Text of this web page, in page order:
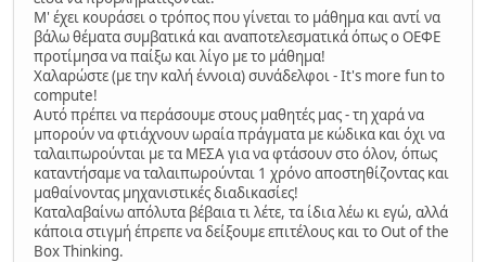
Μ' έχει κουράσει ο τρόπος που γίνεται το μάθημα και αντί να
βάλω θέματα συμβατικά και αναποτελεσματικά όπως ο ΟΕΦΕ
προτίμησα να παίξω και λίγο με το μάθημα!
Χαλαρώστε (με την καλή έννοια) συνάδελφοι - It's more fun to
compute!
Αυτό πρέπει να περάσουμε στους μαθητές μας - τη χαρά να
μπορούν να φτιάχνουν ωραία πράγματα με κώδικα και όχι να
ταλαιπωρούνται με τα ΜΕΣΑ για να φτάσουν στο όλον, όπως
καταντήσαμε να ταλαιπωρούνται 1 χρόνο αποστηθίζοντας και
μαθαίνοντας μηχανιστικές διαδικασίες!
Καταλαβαίνω απόλυτα βέβαια τι λέτε, τα ίδια λέω κι εγώ, αλλά
κάποια στιγμή έπρεπε να δείξουμε επιτέλους και το Out of the
Box Thinking.